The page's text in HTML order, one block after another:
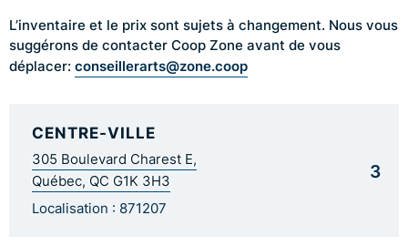
L’inventaire et le prix sont sujets à changement. Nous vous
suggérons de contacter Coop Zone avant de vous
déplacer: conseillerarts@zone.coop
CENTRE-VILLE
305 Boulevard Charest E,
Québec, QC G1K 3H3
Localisation : 871207
3